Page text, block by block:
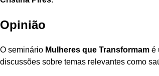
Opinião
O seminário Mulheres que Transformam é
discussões sobre temas relevantes como